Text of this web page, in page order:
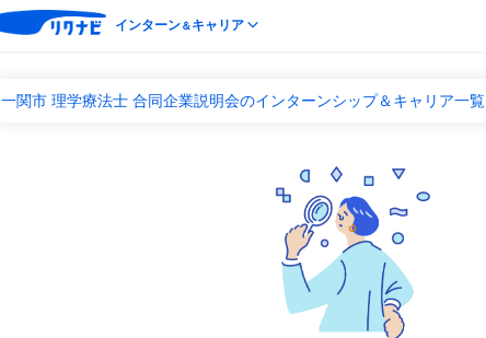
インターン＆キャリア
一関市 理学療法士 合同企業説明会のインターンシップ＆キャリア一覧